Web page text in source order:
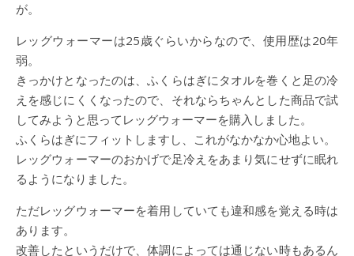
が。
レッグウォーマーは25歳ぐらいからなので、使用歴は20年
弱。
きっかけとなったのは、ふくらはぎにタオルを巻くと足の冷
えを感じにくくなったので、それならちゃんとした商品で試
してみようと思ってレッグウォーマーを購入しました。
ふくらはぎにフィットしますし、これがなかなか心地よい。
レッグウォーマーのおかげで足冷えをあまり気にせずに眠れ
るようになりました。
ただレッグウォーマーを着用していても違和感を覚える時は
あります。
改善したというだけで、体調によっては通じない時もあるん